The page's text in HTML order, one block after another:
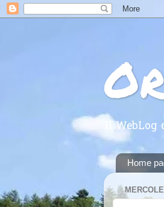
Il
Home